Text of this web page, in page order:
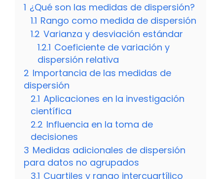
1 ¿Qué son las medidas de dispersión?
1.1 Rango como medida de dispersión
1.2 Varianza y desviación estándar
1.2.1 Coeficiente de variación y
dispersión relativa
2 Importancia de las medidas de
dispersión
2.1 Aplicaciones en la investigación
científica
2.2 Influencia en la toma de
decisiones
3 Medidas adicionales de dispersión
para datos no agrupados
3.1 Cuartiles y rango intercuartílico